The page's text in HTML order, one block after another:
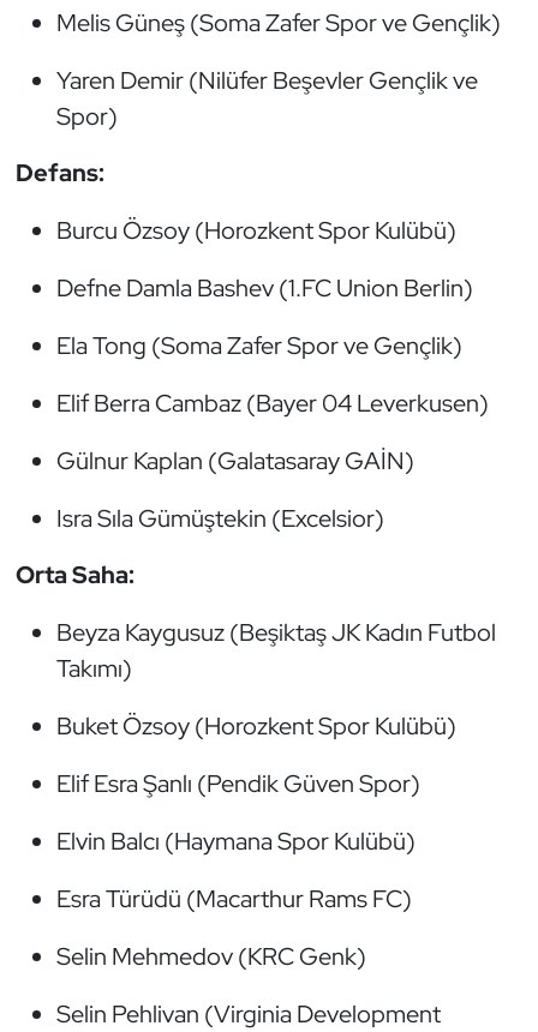
Melis Güneş (Soma Zafer Spor ve Gençlik)
Yaren Demir (Nilüfer Beşevler Gençlik ve
Spor)
Defans:
Burcu Özsoy (Horozkent Spor Kulübü)
Defne Damla Bashev (1.FC Union Berlin)
Ela Tong (Soma Zafer Spor ve Gençlik)
Elif Berra Cambaz (Bayer 04 Leverkusen)
Gülnur Kaplan (Galatasaray GAİN)
Isra Sıla Gümüştekin (Excelsior)
Orta Saha:
Beyza Kaygusuz (Beşiktaş JK Kadın Futbol
Takımı)
Buket Özsoy (Horozkent Spor Kulübü)
Elif Esra Şanlı (Pendik Güven Spor)
Elvin Balcı (Haymana Spor Kulübü)
Esra Türüdü (Macarthur Rams FC)
Selin Mehmedov (KRC Genk)
Selin Pehlivan (Virginia Development
Oryantiring
Özel Sporcular
Ragbi
Satranç
Su Topu
Sualtı Sporları
Tekvando
Tenis
Triatlon
Voleybol
Vücut Geliştirme Fitness
Wushu Kungfu
Yelken
Yüzme